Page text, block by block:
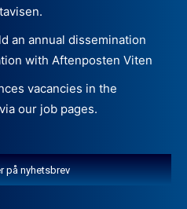
an annual dissemination
with Aftenposten Viten
vacancies in the
our job pages.
på nyhetsbrev